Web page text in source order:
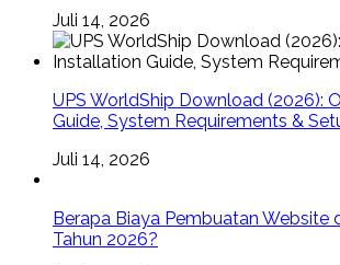
Juli 14, 2026
UPS WorldShip Download (2026):
Guide, System Requirements &
Juli 14, 2026
Berapa Biaya Pembuatan Website
Tahun 2026?